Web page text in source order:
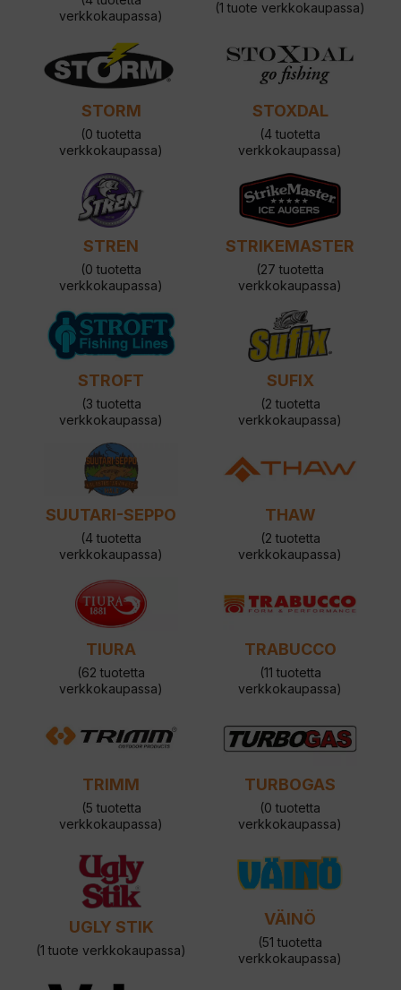
verkkokaupassa)
(1 tuote verkkokaupassa)
STORM
(0 tuotetta
verkkokaupassa)
STOXDAL
(4 tuotetta
verkkokaupassa)
STREN
(0 tuotetta
verkkokaupassa)
STRIKEMASTER
(27 tuotetta
verkkokaupassa)
STROFT
(3 tuotetta
verkkokaupassa)
SUFIX
(2 tuotetta
verkkokaupassa)
SUUTARI-SEPPO
(4 tuotetta
verkkokaupassa)
THAW
(2 tuotetta
verkkokaupassa)
TIURA
(62 tuotetta
verkkokaupassa)
TRABUCCO
(11 tuotetta
verkkokaupassa)
TRIMM
(5 tuotetta
verkkokaupassa)
TURBOGAS
(0 tuotetta
verkkokaupassa)
UGLY STIK
(1 tuote verkkokaupassa)
VÄINÖ
(51 tuotetta
verkkokaupassa)